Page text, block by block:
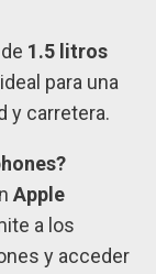
1.5 litros
para una
y carretera.
Apple
a los
y acceder